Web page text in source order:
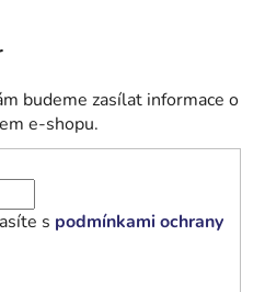
budeme zasílat informace o
e-shopu.
s podmínkami ochrany